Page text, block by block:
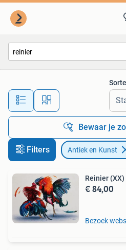
Alle
Bewaar je
Filters Antiek en Kunst
Reinier
€ 84,00
Bezoek